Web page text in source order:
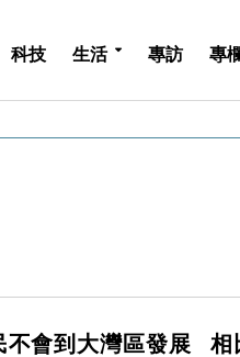
科技 生活 專訪 專
不會到大灣區發展 相